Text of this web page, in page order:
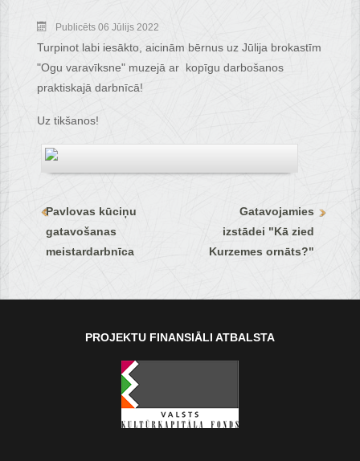
Publicēts 06 Jūlijs 2022
Turpinot labi iesākto, aicinām bērnus uz Jūlija brokastīm
"Ogu varavīksne" muzejā ar kopīgu darbošanos
praktiskajā darbnīcā!
Uz tikšanos!
Pavlovas kūciņu
gatavošanas
meistardarbnīca
Gatavojamies
izstādei "Kā zied
Kurzemes ornāts?"
PROJEKTU FINANSIĀLI ATBALSTA